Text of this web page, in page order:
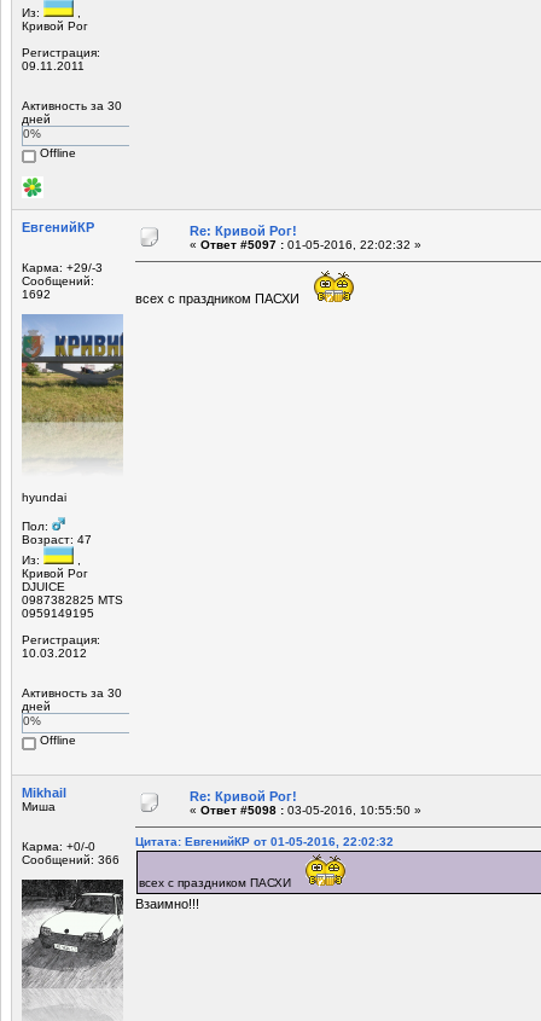
Из:
Кривой Рог
Регистрация:
09.11.2011
Активность за 30
дней
0%
Offline
ЕвгенийКР
Карма: +29/-3
Сообщений:
1692
hyundai
Пол:
Возраст: 47
Из:
Кривой Рог
DJUICE
0987382825 MTS
0959149195
Регистрация:
10.03.2012
Активность за 30
дней
0%
Offline
Re: Кривой Рог!
« Ответ #5097 : 01-05-2016, 22:02:32 »
всех с праздником ПАСХИ
Mikhail
Миша
Карма: +0/-0
Сообщений: 366
Re: Кривой Рог!
« Ответ #5098 : 03-05-2016, 10:55:50 »
Цитата: ЕвгенийКР от 01-05-2016, 22:02:32
всех с праздником ПАСХИ
Взаимно!!!